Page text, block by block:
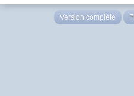
Version complète